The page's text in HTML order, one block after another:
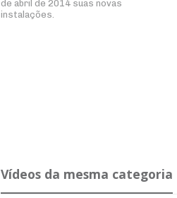
de abril de 2014 suas novas
instalações.
Ví­deos da mesma ca­te­goria